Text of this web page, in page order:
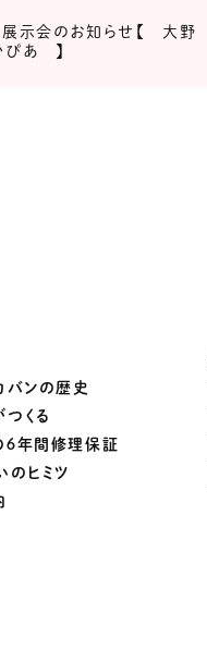
展示会のお知らせ【 大野
あ 】
バンの歴史
くる
年間修理保証
のヒミツ